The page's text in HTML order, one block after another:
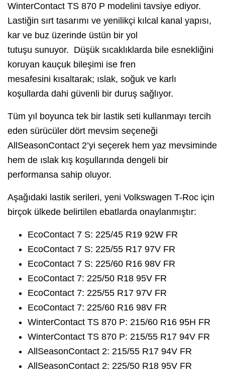
WinterContact TS 870 P modelini tavsiye ediyor.
Lastiğin sırt tasarımı ve yenilikçi kılcal kanal yapısı,
kar ve buz üzerinde üstün bir yol
tutuşu sunuyor. Düşük sıcaklıklarda bile esnekliğini
koruyan kauçuk bileşimi ise fren
mesafesini kısaltarak; ıslak, soğuk ve karlı
koşullarda dahi güvenli bir duruş sağlıyor.
Tüm yıl boyunca tek bir lastik seti kullanmayı tercih
eden sürücüler dört mevsim seçeneği
AllSeasonContact 2’yi seçerek hem yaz mevsiminde
hem de ıslak kış koşullarında dengeli bir
performansa sahip oluyor.
Aşağıdaki lastik serileri, yeni Volkswagen T-Roc için
birçok ülkede belirtilen ebatlarda onaylanmıştır:
EcoContact 7 S: 225/45 R19 92W FR
EcoContact 7 S: 225/55 R17 97V FR
EcoContact 7 S: 225/60 R16 98V FR
EcoContact 7: 225/50 R18 95V FR
EcoContact 7: 225/55 R17 97V FR
EcoContact 7: 225/60 R16 98V FR
WinterContact TS 870 P: 215/60 R16 95H FR
WinterContact TS 870 P: 215/55 R17 94V FR
AllSeasonContact 2: 215/55 R17 94V FR
AllSeasonContact 2: 225/50 R18 95V FR